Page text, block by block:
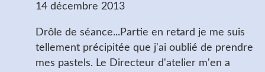
14 décembre 2013
Drôle de séance...Partie en retard je me suis
tellement précipitée que j'ai oublié de prendre
mes pastels. Le Directeur d'atelier m'en a